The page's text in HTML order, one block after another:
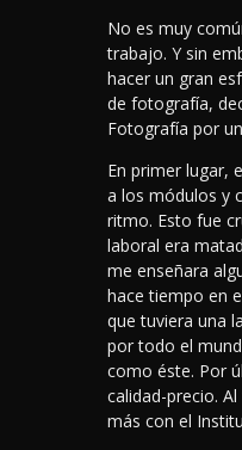
No es muy
trabajo. Y sin
hacer un gran
de fotografía,
Fotografía por
En primer lugar,
a los módulos y
ritmo. Esto fue
laboral era
me enseñara
hace tiempo en
que tuviera una
por todo el
como éste. Por
calidad-precio.
más con el